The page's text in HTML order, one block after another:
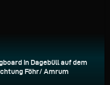
in Dagebüll auf dem
Föhr/ Amrum